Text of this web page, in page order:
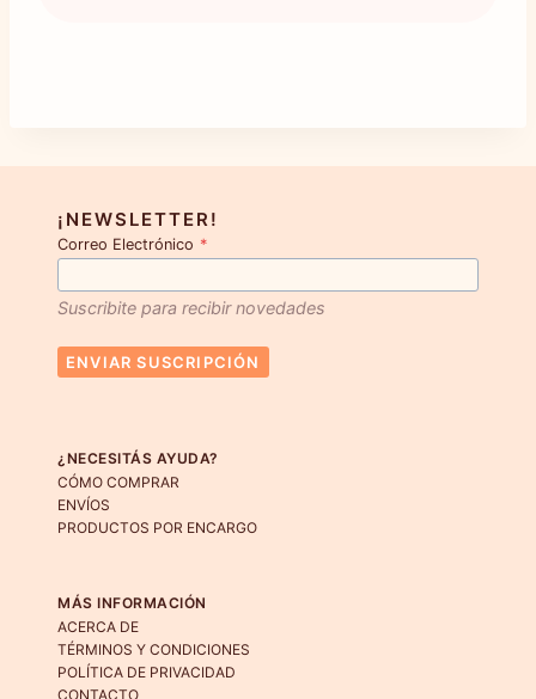
¡NEWSLETTER!
Correo Electrónico *
Suscribite para recibir novedades
ENVIAR SUSCRIPCIÓN
¿NECESITÁS AYUDA?
CÓMO COMPRAR
ENVÍOS
PRODUCTOS POR ENCARGO
MÁS INFORMACIÓN
ACERCA DE
TÉRMINOS Y CONDICIONES
POLÍTICA DE PRIVACIDAD
CONTACTO